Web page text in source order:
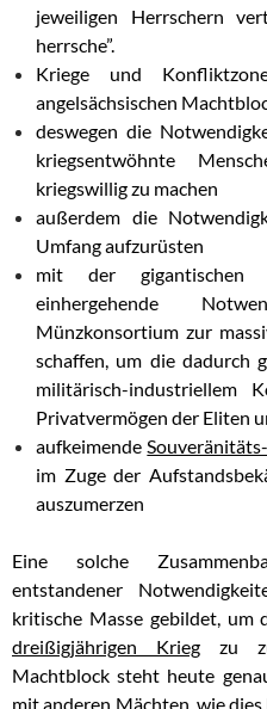
jeweiligen Herrschern
herrsche”.
Kriege und
angelsächsischen
deswegen die
kriegsentwöhnte
kriegswillig zu machen
außerdem die
Umfang aufzurüsten
mit der gigantischen
einhergehende
Münzkonsortium zur
schaffen, um die dadurch
militärisch-industriellem
Privatvermögen der Eliten
aufkeimende
im Zuge der
auszumerzen
Eine solche
entstandener
kritische Masse gebildet, um
dreißigjährigen Krieg zu
Machtblock steht heute
mit anderen Mächten, wie